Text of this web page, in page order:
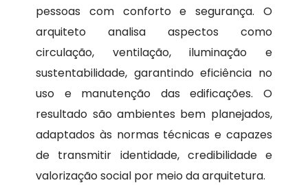
pessoas com conforto e segurança. O
arquiteto analisa aspectos como
circulação, ventilação, iluminação e
sustentabilidade, garantindo eficiência no
uso e manutenção das edificações. O
resultado são ambientes bem planejados,
adaptados às normas técnicas e capazes
de transmitir identidade, credibilidade e
valorização social por meio da arquitetura.